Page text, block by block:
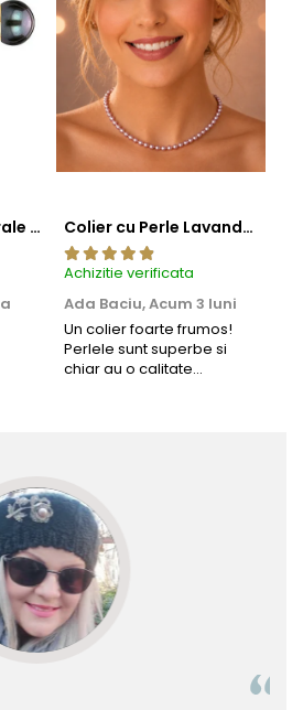
Cercei Perle Naturale Negre 5-6 mm, Buton AAA, Aur 14K (aur 585), Tip Șurub | KASKADDA® Colier cu Perle Lavanda la Baza Gatului, de 4-5 mm, Perle Rare, Calitate AAA+, Aur 14K | KASKADDA®
Achizitie verificata
Ada Baciu,Acum 3 luni
Un colier foarte frumos!
Perlele sunt superbe si
chiar au o calitate